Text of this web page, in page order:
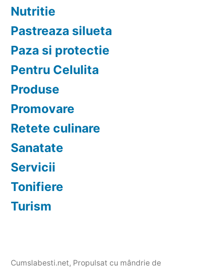
Nutritie
Pastreaza silueta
Paza si protectie
Pentru Celulita
Produse
Promovare
Retete culinare
Sanatate
Servicii
Tonifiere
Turism
Cumslabesti.net, Propulsat cu mândrie de